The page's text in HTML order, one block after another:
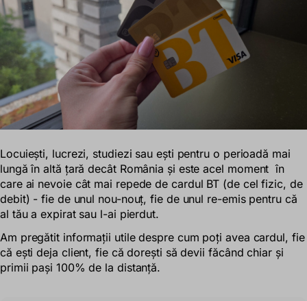
Locuiești, lucrezi, studiezi sau ești pentru o perioadă mai
lungă în altă țară decât România și esteacel momentîn
care ai nevoie cât mai repede de cardul BT (de cel fizic, de
debit) - fie de unul nou-nouț, fie de unul re-emis pentru că
al tău a expirat sau l-ai pierdut.
Am pregătit informații utile despre cum poți avea cardul, fie
că ești deja client, fie că dorești să devii făcând chiar și
primii pași 100% de la distanță.